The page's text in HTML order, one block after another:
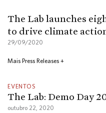
The Lab launches
to drive climate
29/09/2020
Mais Press Releases +
EVENTOS
The Lab: Demo Day
outubro 22, 2020